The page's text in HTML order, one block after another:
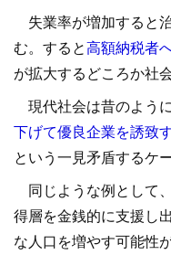
失業率が増加すると
む。すると高額納税者
が拡大するどころか社
現代社会は昔のよう
下げて優良企業を誘致
という一見矛盾するケ
同じような例として
得層を金銭的に支援し
な人口を増やす可能性